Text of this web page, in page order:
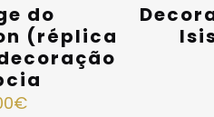
do
(réplica
€